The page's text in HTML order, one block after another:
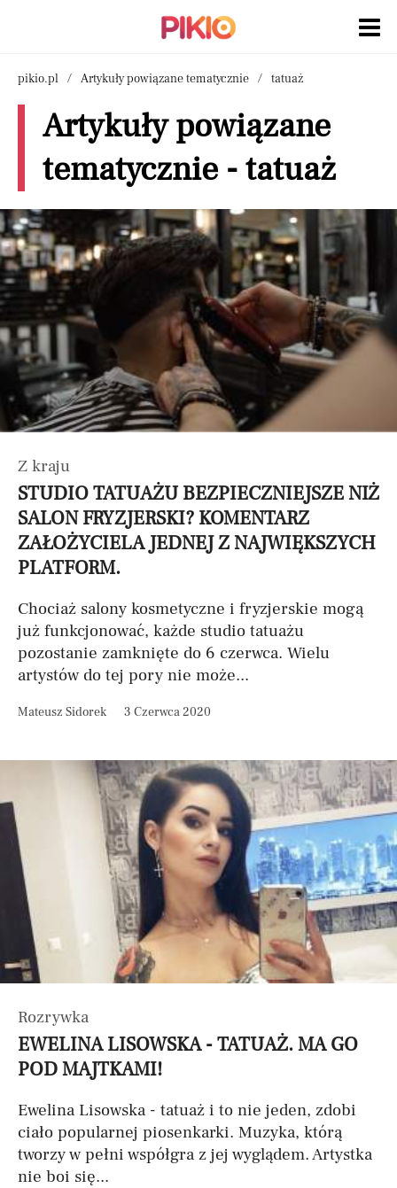
pikio.pl Artykuły powiązane tematycznie tatuaż
Artykuły powiązane
tematycznie - tatuaż
Z kraju
STUDIO TATUAŻU BEZPIECZNIEJSZE NIŻ
SALON FRYZJERSKI? KOMENTARZ
ZAŁOŻYCIELA JEDNEJ Z NAJWIĘKSZYCH
PLATFORM.
Chociaż salony kosmetyczne i fryzjerskie mogą
już funkcjonować, każde studio tatuażu
pozostanie zamknięte do 6 czerwca. Wielu
artystów do tej pory nie może...
Mateusz Sidorek 3 Czerwca 2020
Rozrywka
EWELINA LISOWSKA - TATUAŻ. MA GO
POD MAJTKAMI!
Ewelina Lisowska - tatuaż i to nie jeden, zdobi
ciało popularnej piosenkarki. Muzyka, którą
tworzy w pełni współgra z jej wyglądem. Artystka
nie boi się...